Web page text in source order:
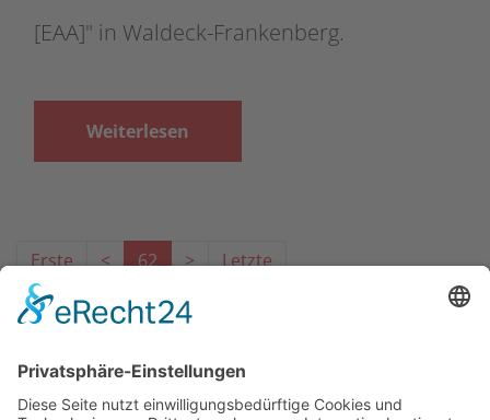
[EAA]" in Waldeck-Frankenberg.
Weiterlesen
Erste < 62 > Letzte
Das Projekt zur Implementierung der Einheitlichen
Ansprechstellen für Arbeitgeber gemäß § 185a SGB IX in
Hessen wird gefördert aus Mitteln des LWV Hessen